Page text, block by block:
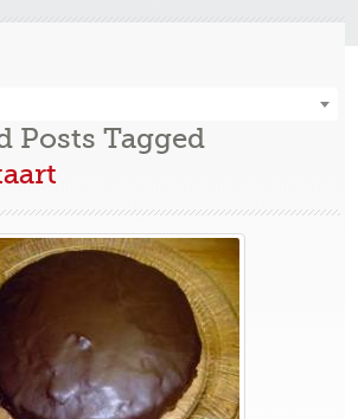
Posts Tagged